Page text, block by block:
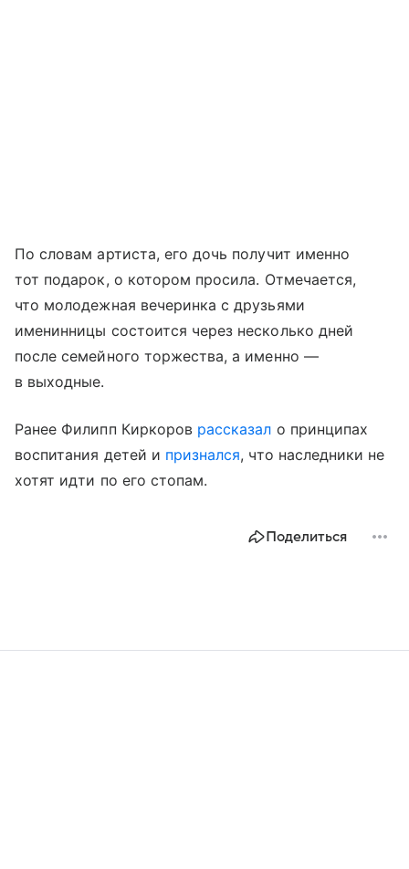
По словам артиста, его дочь получит именно
тот подарок, о котором просила. Отмечается,
что молодежная вечеринка с друзьями
именинницы состоится через несколько дней
после семейного торжества, а именно —
в выходные.
Ранее Филипп Киркоров рассказал о принципах
воспитания детей и признался, что наследники не
хотят идти по его стопам.
Поделиться